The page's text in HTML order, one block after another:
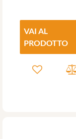
VAI AL
PRODOTTO